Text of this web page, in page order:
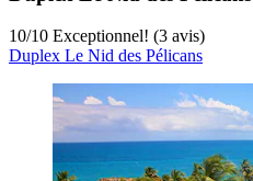
10/10 Exceptionnel! (3 avis)
Duplex Le Nid des Pélicans